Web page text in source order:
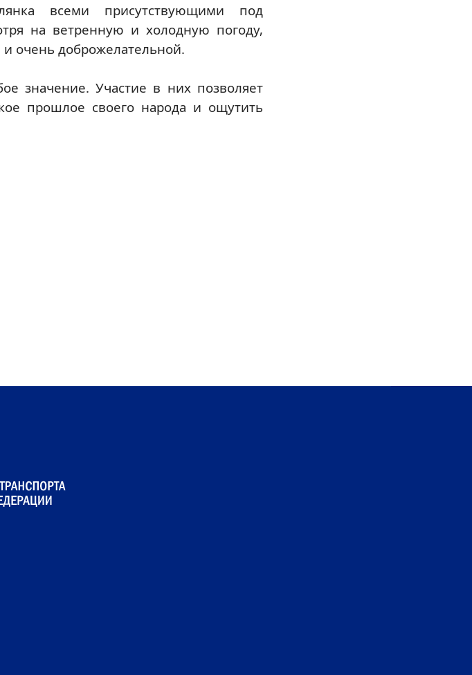
всеми присутствующими под
на ветренную и холодную погоду,
очень доброжелательной.
значение. Участие в них позволяет
прошлое своего народа и ощутить
Егоровича Разинкина